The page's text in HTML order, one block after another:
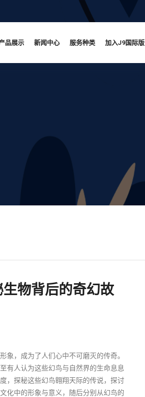
品展示 新闻中心 服务种类 加入J9国际版
物背后的奇幻故
象，成为了人们心中不可磨灭的传奇。
有人认为这些幻鸟与自然界的生命息息
，探秘这些幻鸟翱翔天际的传说，探讨
化中的形象与意义，随后分别从幻鸟的